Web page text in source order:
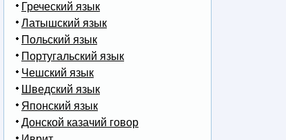
Греческий язык
Латышский язык
Польский язык
Португальский язык
Чешский язык
Шведский язык
Японский язык
Донской казачий говор